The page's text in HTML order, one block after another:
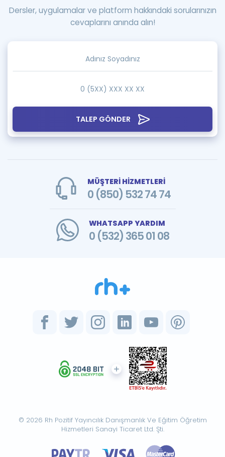
TALEP GÖNDER
Dersler, uygulamalar ve platform hakkındaki sorularınızın
cevaplarını anında alın!
MÜŞTERİ HİZMETLERİ
0 (850) 532 74 74
WHATSAPP YARDIM
0 (532) 365 01 08
© 2026 Rh Pozitif Yayıncılık Danışmanlık Ve Eğitim Öğretim
Hizmetleri Sanayi Ticaret Ltd. Şti.